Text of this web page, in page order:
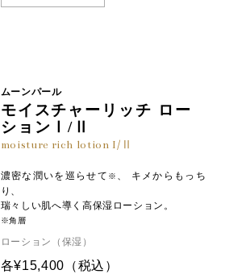
ムーンパール
モイスチャーリッチ ロー
ションⅠ/Ⅱ
moisture rich lotion I/Ⅱ
濃密な潤いを巡らせて ※
、 キメからもっち
り、
瑞々しい肌へ導く高保湿ローション。
※角層
ローション（保湿）
各¥15,400 （税込）